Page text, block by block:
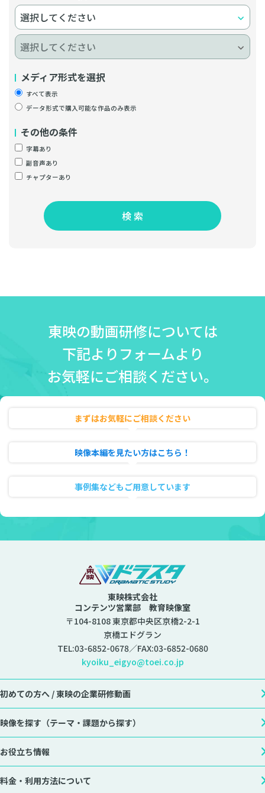
メディア形式を選択
すべて表示
データ形式で購入可能な作品のみ表示
その他の条件
字幕あり
副音声あり
チャプターあり
検 索
東映の動画研修については
下記よりフォームより
お気軽にご相談ください。
まずはお気軽にご相談ください
映像本編を見たい方はこちら！
事例集などもご用意しています
東映株式会社
コンテンツ営業部 教育映像室
〒104-8108 東京都中央区京橋2-2-1
京橋エドグラン
TEL:03-6852-0678／FAX:03-6852-0680
kyoiku_eigyo@toei.co.jp
初めての方へ /東映の企業研修動画
映像を探す （テーマ・課題から探す）
お役立ち情報
料金・利用方法について